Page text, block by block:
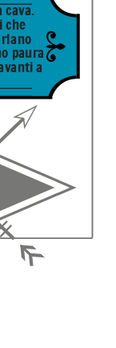
cava.
che
paura
a